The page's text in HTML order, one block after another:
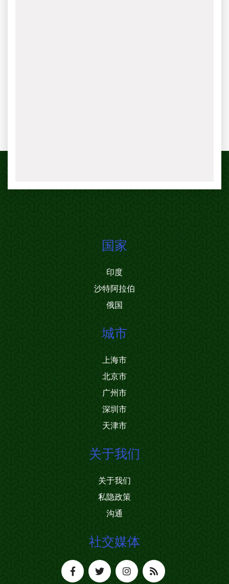
国家
印度
沙特阿拉伯
俄国
城市
上海市
北京市
广州市
深圳市
天津市
关于我们
关于我们
私隐政策
沟通
社交媒体